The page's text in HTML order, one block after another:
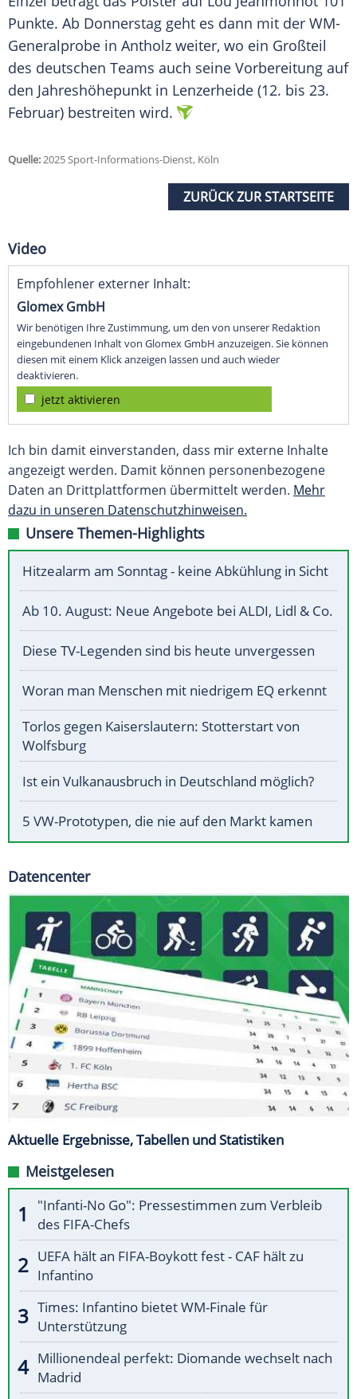
Punkte. Ab Donnerstag geht es dann mit der WM-
Generalprobe in Antholz weiter, wo ein Großteil
des deutschen Teams auch seine Vorbereitung auf
den Jahreshöhepunkt in Lenzerheide (12. bis 23.
Februar) bestreiten wird.
Quelle:2025 Sport-Informations-Dienst, Köln
ZURÜCK ZUR STARTSEITE
Video
Empfohlener externer Inhalt:
Glomex GmbH
Wir benötigen Ihre Zustimmung, um den von unserer Redaktion
eingebundenen Inhalt von Glomex GmbH anzuzeigen. Sie können
diesen mit einem Klick anzeigen lassen und auch wieder
deaktivieren.
jetzt aktivieren
Ich bin damit einverstanden, dass mir externe Inhalte
angezeigt werden. Damit können personenbezogene
Daten an Drittplattformen übermittelt werden. Mehr
dazu in unseren Datenschutzhinweisen.
Unsere Themen-Highlights
Hitzealarm am Sonntag - keine Abkühlung in Sicht
Ab 10. August: Neue Angebote bei ALDI, Lidl & Co.
Diese TV-Legenden sind bis heute unvergessen
Woran man Menschen mit niedrigem EQ erkennt
Torlos gegen Kaiserslautern: Stotterstart von
Wolfsburg
Ist ein Vulkanausbruch in Deutschland möglich?
5 VW-Prototypen, die nie auf den Markt kamen
Datencenter
Aktuelle Ergebnisse, Tabellen und Statistiken
Meistgelesen
"Infanti-No Go": Pressestimmen zum Verbleib
des FIFA-Chefs
UEFA hält an FIFA-Boykott fest - CAF hält zu
Infantino
Times: Infantino bietet WM-Finale für
Unterstützung
Millionendeal perfekt: Diomande wechselt nach
Madrid